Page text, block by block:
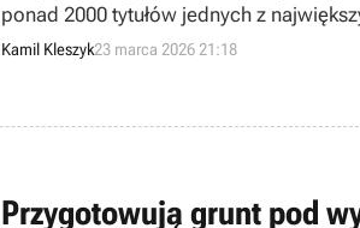
ponad 2000 tytułów jednych z
Kamil Kleszyk23 marca 2026 21:18
Przygotowują grunt pod